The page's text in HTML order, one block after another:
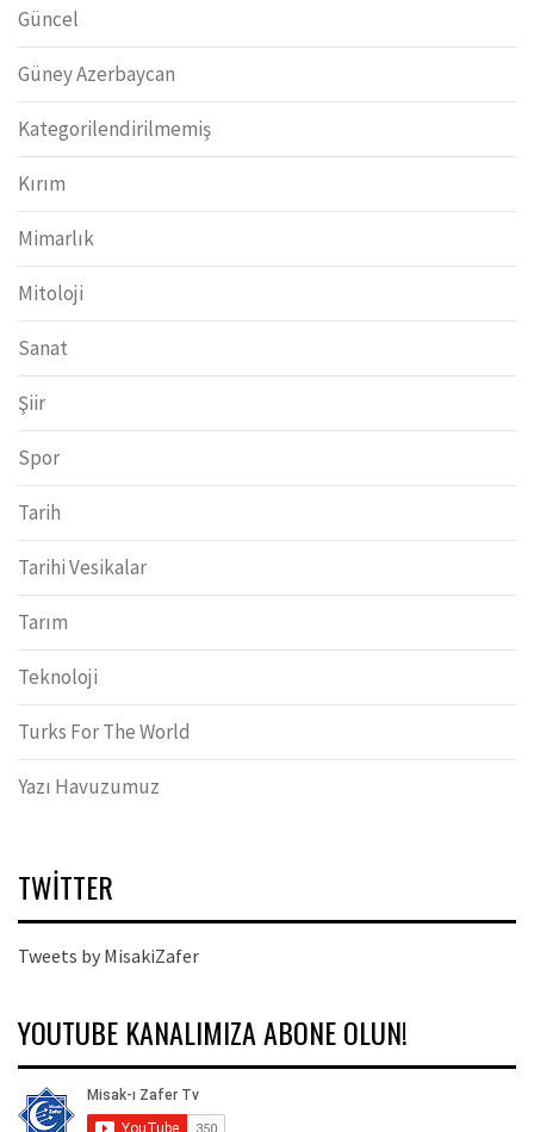
Güncel
Güney Azerbaycan
Kategorilendirilmemiş
Kırım
Mimarlık
Mitoloji
Sanat
Şiir
Spor
Tarih
Tarihi Vesikalar
Tarım
Teknoloji
Turks For The World
Yazı Havuzumuz
TWITTER
Tweets by MisakiZafer
YOUTUBE KANALIMIZA ABONE OLUN!